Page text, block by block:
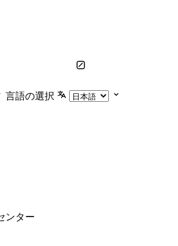
言語の選択
ンター